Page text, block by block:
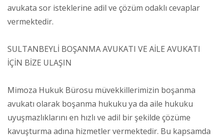
avukata sor isteklerine adil ve çözüm odaklı cevaplar
vermektedir.
SULTANBEYLİ BOŞANMA AVUKATI VE AİLE AVUKATI
İÇİN BİZE ULAŞIN
Mimoza Hukuk Bürosu müvekkillerimizin boşanma
avukatı olarak boşanma hukuku ya da aile hukuku
uyuşmazlıklarını en hızlı ve adil bir şekilde çözüme
kavuşturma adına hizmetler vermektedir. Bu kapsamda